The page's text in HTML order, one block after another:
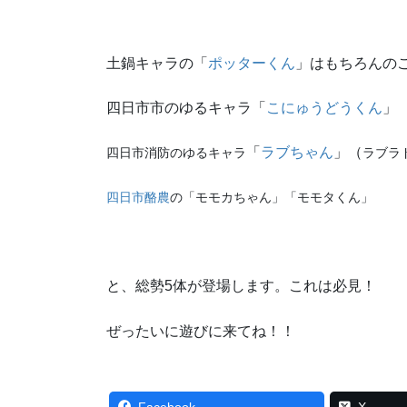
土鍋キャラの「 ポッターくん 」はもちろんの
四日市市のゆるキャラ「 こにゅうどうくん 」
四日市消防のゆるキャラ 「 ラブちゃん 」（ラブラ
四日市酪農の「モモカちゃん」「モモタくん」
と、総勢5体が登場します。これは必見！
ぜったいに遊びに来てね！！